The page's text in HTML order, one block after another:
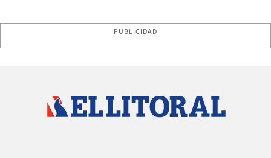
PUBLICIDAD